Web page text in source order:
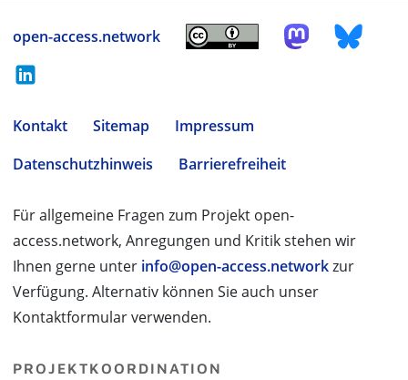
open-access.network
Kontakt Sitemap
Impressum
Datenschutzhinweis
Barrierefreiheit
Für allgemeine Fragen zum Projekt open-
access.network, Anregungen und Kritik stehen wir
Ihnen gerne unter info@open-access.networkzur
Verfügung. Alternativ können Sie auch unser
Kontaktformular verwenden.
PROJEKTKOORDINATION